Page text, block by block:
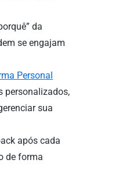
da
se engajam
Personal
personalizados,
sua
após cada
de forma